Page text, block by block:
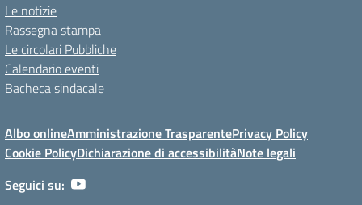
Le notizie
Rassegna stampa
Le circolari Pubbliche
Calendario eventi
Bacheca sindacale
Albo onlineAmministrazione TrasparentePrivacy Policy
Cookie PolicyDichiarazione di accessibilitàNote legali
Seguici su: